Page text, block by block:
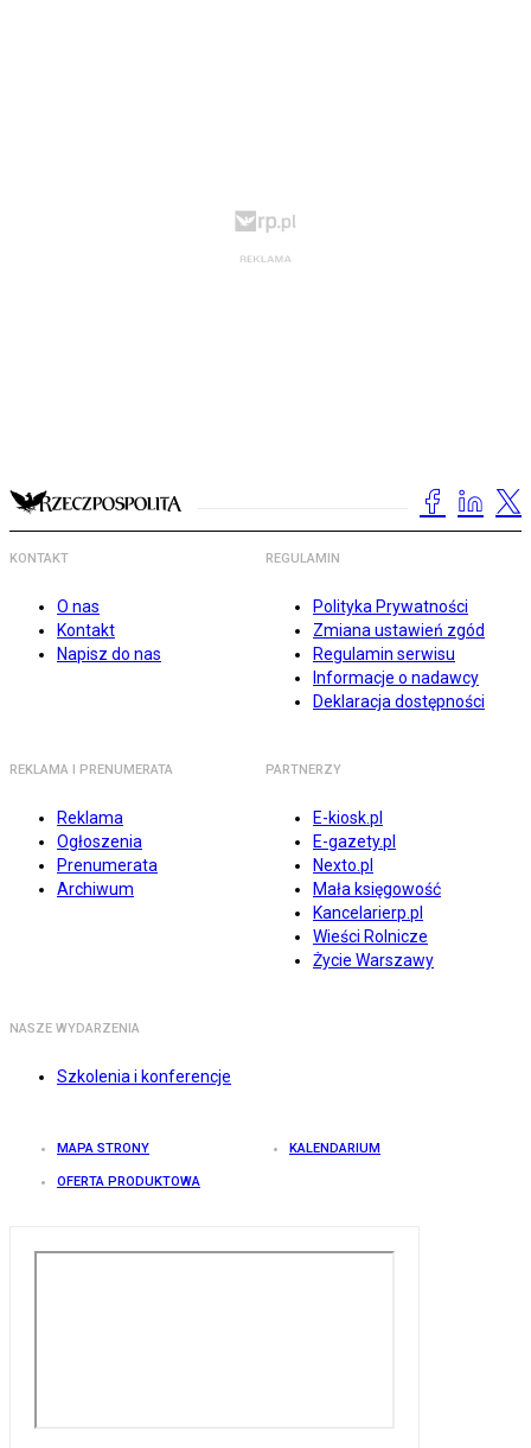
KONTAKT
O nas
Kontakt
Napisz do nas
REGULAMIN
Polityka Prywatności
Zmiana ustawień zgód
Regulamin serwisu
Informacje o nadawcy
Deklaracja dostępności
REKLAMA I PRENUMERATA
Reklama
Ogłoszenia
Prenumerata
Archiwum
PARTNERZY
E-kiosk.pl
E-gazety.pl
Nexto.pl
Mała księgowość
Kancelarierp.pl
Wieści Rolnicze
Życie Warszawy
NASZE WYDARZENIA
Szkolenia i konferencje
MAPA STRONY KALENDARIUM
OFERTA PRODUKTOWA